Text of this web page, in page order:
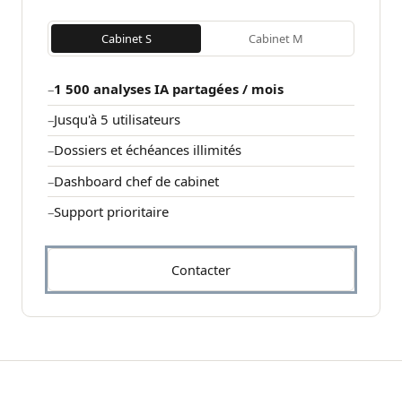
Cabinet S Cabinet M
1 500 analyses IA partagées / mois
Jusqu'à 5 utilisateurs
Dossiers et échéances illimités
Dashboard chef de cabinet
Support prioritaire
Contacter